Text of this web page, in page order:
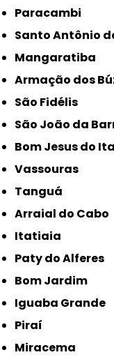
Paracambi
Santo Antônio
Mangaratiba
Armação dos
São Fidélis
São João da
Bom Jesus do
Vassouras
Tanguá
Arraial do Cabo
Itatiaia
Paty do Alferes
Bom Jardim
Iguaba Grande
Piraí
Miracema